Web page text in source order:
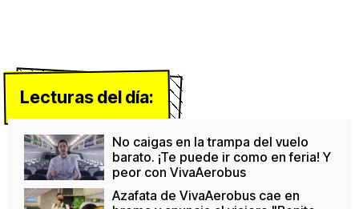
Lecturas del día:
No caigas en la trampa del vuelo
barato. ¡Te puede ir como en feria! Y
peor con VivaAerobus
Azafata de VivaAerobus cae en